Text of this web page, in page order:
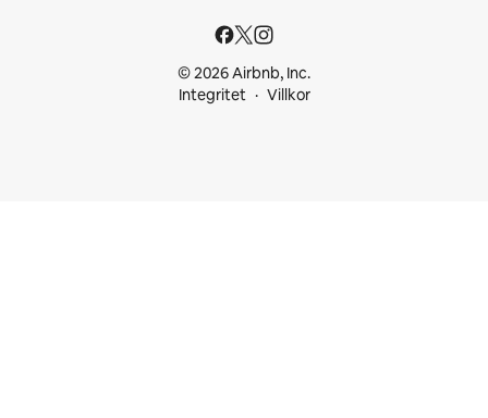
© 2026 Airbnb, Inc.
Integritet
Villkor